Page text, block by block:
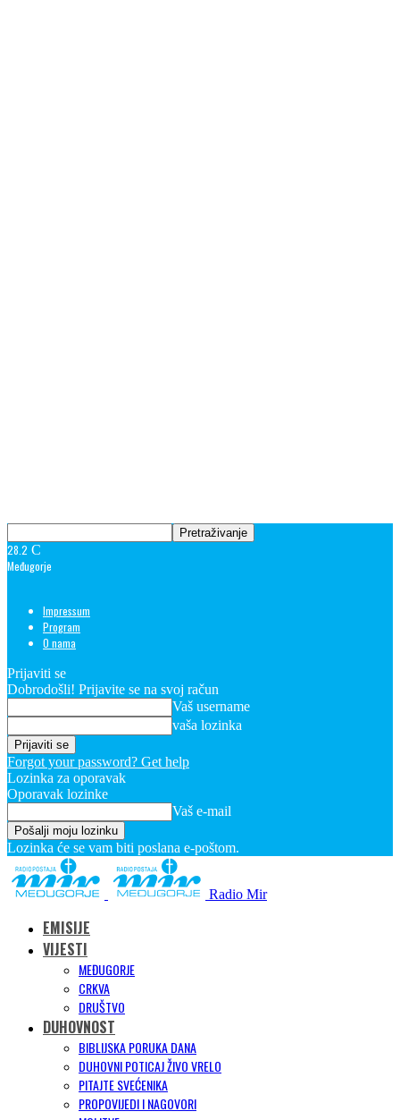
28.2 C
Međugorje
Impressum
Program
O nama
Prijaviti se
Dobrodošli! Prijavite se na svoj račun
Vaš username
vaša lozinka
Forgot your password? Get help
Lozinka za oporavak
Oporavak lozinke
Vaš e-mail
Lozinka će se vam biti poslana e-poštom.
Radio Mir
EMISIJE
VIJESTI
MEĐUGORJE
CRKVA
DRUŠTVO
DUHOVNOST
BIBLIJSKA PORUKA DANA
DUHOVNI POTICAJ ŽIVO VRELO
PITAJTE SVEĆENIKA
PROPOVIJEDI I NAGOVORI